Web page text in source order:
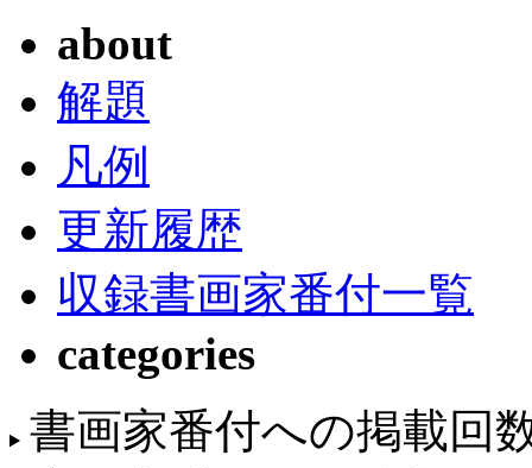
about
解題
凡例
更新履歴
収録書画家番付一覧
categories
書画家番付への掲載回